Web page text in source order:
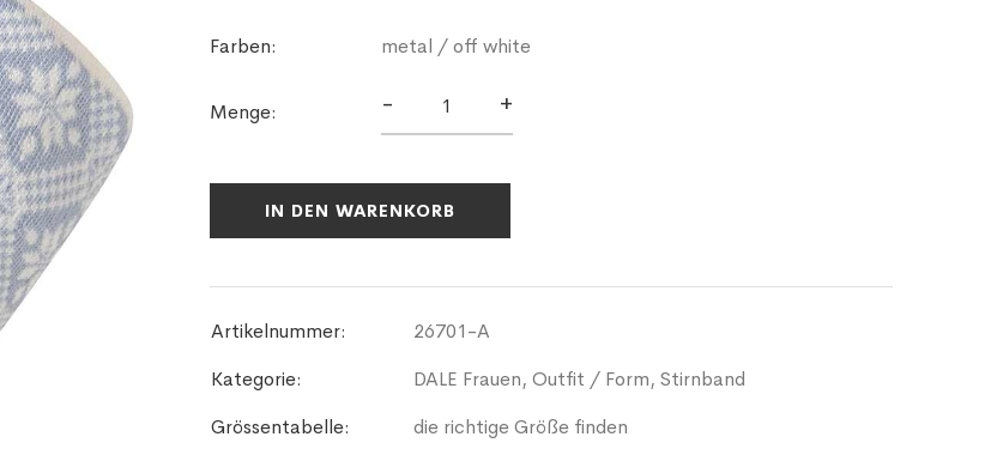
Farben: metal / off white
Menge: - +
IN DEN WARENKORB
Artikelnummer:
26701-A
Kategorie:
DALE Frauen, Outfit / Form, Stirnband
Grössentabelle:
die richtige Größe finden